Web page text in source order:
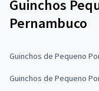
Guinchos
Pernambuco
Guinchos de Pequeno
Guinchos de Pequeno